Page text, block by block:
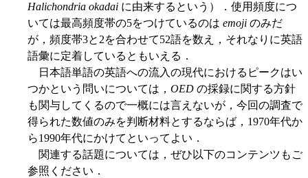
Halichondria okadai に由来するという）．使用頻度につ
いては最高頻度帯の5をつけているのは emoji のみだ
が，頻度帯3と2を合わせて52語を数え，それなりに英語
語彙に定着しているともいえる．
日本語単語の英語への流入の現代におけるピークはい
つかという問いについては， OED の採録に関する方針
も関与してくるので一概には言えないが，今回の調査で
得られた数値のみを判断材料とするならば，1970年代か
ら1990年代にかけてといってよい．
関連する話題については，ぜひ以下のコンテンツもご
参照ください．